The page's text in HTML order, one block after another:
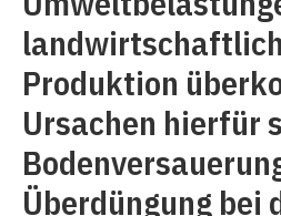
Produktion
Ursachen hierfür
Überdüngung bei